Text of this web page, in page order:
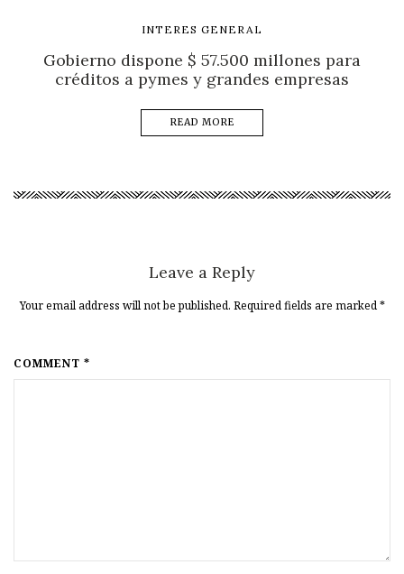
INTERES GENERAL
Gobierno dispone $ 57.500 millones para
créditos a pymes y grandes empresas
READ MORE
Leave a Reply
Your email address will not be published. Required fields are marked*
COMMENT *